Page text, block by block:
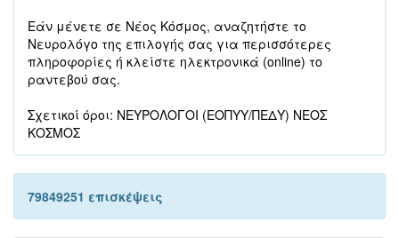
Εάν μένετε σε Νέος Κόσμος, αναζητήστε το
Νευρολόγο της επιλογής σας για περισσότερες
πληροφορίες ή κλείστε ηλεκτρονικά (online) το
ραντεβού σας.
Σχετικοί όροι: ΝΕΥΡΟΛΟΓΟΙ (ΕΟΠΥΥ/ΠΕΔΥ) ΝΕΟΣ
ΚΟΣΜΟΣ
79849251 επισκέψεις